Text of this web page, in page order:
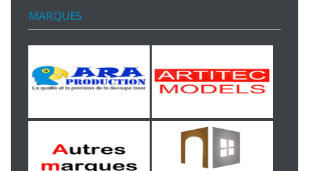
MARQUES